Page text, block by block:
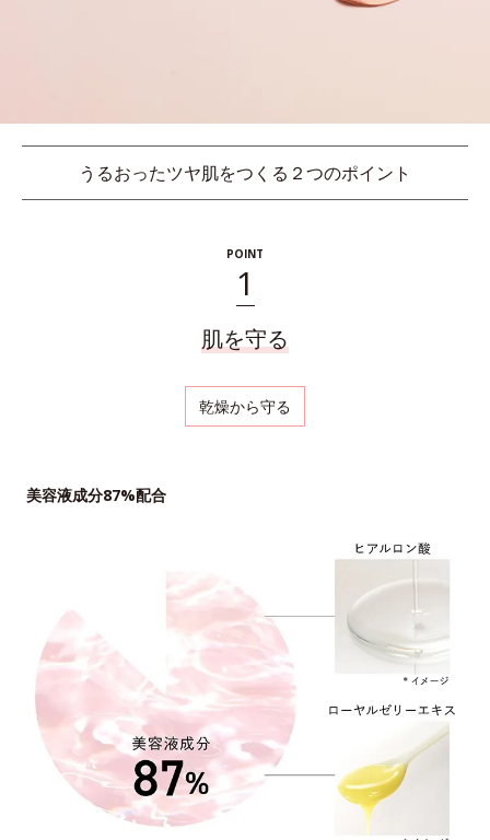
うるおったツヤ肌をつくる２つのポイント
POINT
1
肌を守る
乾燥から守る
美容液成分87%配合